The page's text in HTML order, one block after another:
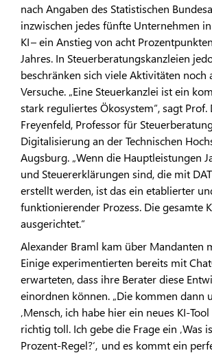
nach Angaben des Statistischen
inzwischen jedes fünfte Unternehmen
KI – ein Anstieg von acht
Jahres. In Steuerberatungskanzleien
beschränken sich viele Aktivitäten noch
Versuche. „Eine Steuerkanzlei ist ein
stark reguliertes Ökosystem“, sagt
Freyenfeld, Professor für
Digitalisierung an der Technischen
Augsburg. „Wenn die Hauptleistungen
und Steuererklärungen sind, die mit
erstellt werden, ist das ein etablierter
funktionierender Prozess. Die gesamte
ausgerichtet.“
Alexander Braml kam über Mandanten
Einige experimentierten bereits mit
erwarteten, dass ihre Berater diese
einordnen können. „Die kommen dann
‚Mensch, ich habe hier ein neues KI-
richtig toll. Ich gebe die Frage ein ‚Was
Prozent-Regel?‘, und es kommt ein